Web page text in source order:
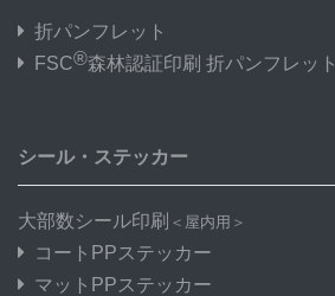
折パンフレット
FSC®森林認証印刷 折パンフレット
シール・ステッカー
大部数シール印刷 ＜屋内用＞
コートPPステッカー
マットPPステッカー